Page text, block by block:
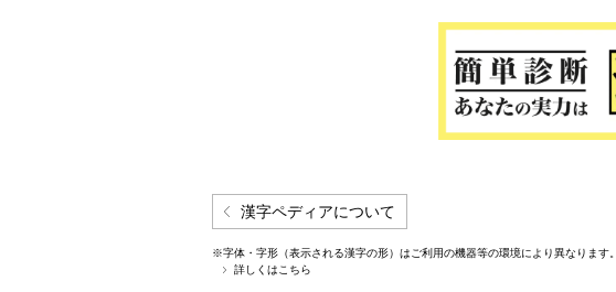
漢字ペディアについて
※字体・字形（表示される漢字の形）はご利用の機器等の環境により異なります。
詳しくはこちら